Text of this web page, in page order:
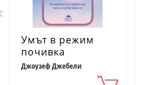
Умът в режим
почивка
Джоузеф Джебели